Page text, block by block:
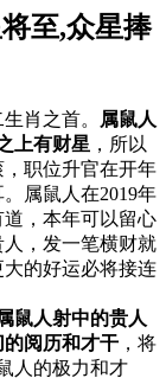
至,众星捧
肖之首。
属鼠人
上有财星 ，所以
职位升官在开年
属鼠人在2019年
，本年可以留心
，发一笔横财就
的好运必将接连
鼠人射中的贵人
阅历和才干 ，将
人的极力和才